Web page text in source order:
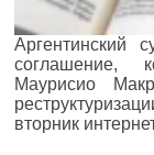
Аргентинский
соглашение,
Маурисио
вторник